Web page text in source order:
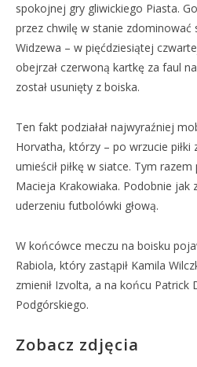
spokojnej gry gliwickiego Piasta.
przez chwilę w stanie zdominować
Widzewa – w pięćdziesiątej
obejrzał czerwoną kartkę za faul
został usunięty z boiska.
Ten fakt podziałał najwyraźniej
Horvatha, którzy – po wrzucie
umieścił piłkę w siatce. Tym
Macieja Krakowiaka. Podobnie jak
uderzeniu futbolówki głową.
W końcówce meczu na boisku
Rabiola, który zastąpił Kamila
zmienił Izvolta, a na końcu Patrick
Podgórskiego.
Zobacz zdjęcia